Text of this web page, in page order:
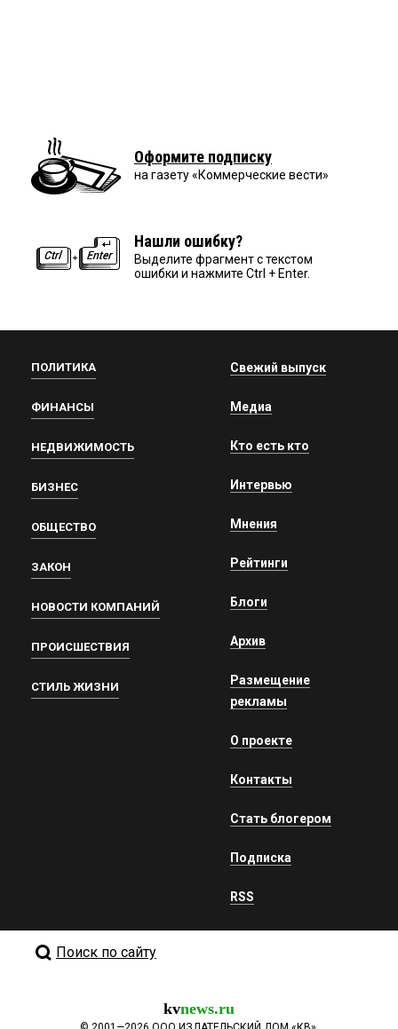
Оформите подписку
на газету «Коммерческие вести»
Нашли ошибку?
Выделите фрагмент с текстом
ошибки и нажмите Ctrl + Enter.
ПОЛИТИКА
ФИНАНСЫ
НЕДВИЖИМОСТЬ
БИЗНЕС
ОБЩЕСТВО
ЗАКОН
НОВОСТИ КОМПАНИЙ
ПРОИСШЕСТВИЯ
СТИЛЬ ЖИЗНИ
Свежий выпуск
Медиа
Кто есть кто
Интервью
Мнения
Рейтинги
Блоги
Архив
Размещение
рекламы
О проекте
Контакты
Стать блогером
Подписка
RSS
Поиск по сайту
kvnews.ru